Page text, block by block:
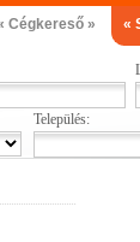
Cégkereső » «
Település: